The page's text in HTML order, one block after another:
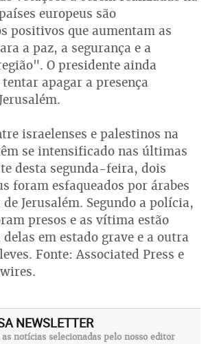
europeus são
positivos que aumentam as
a paz, a segurança e a
O presidente ainda
apagar a presença
israelenses e palestinos na
se intensificado nas últimas
desta segunda-feira, dois
foram esfaqueados por árabes
Jerusalém. Segundo a polícia,
presos e as vítima estão
em estado grave e a outra
Fonte: Associated Press e
NEWSLETTER
notícias selecionadas pelo nosso editor